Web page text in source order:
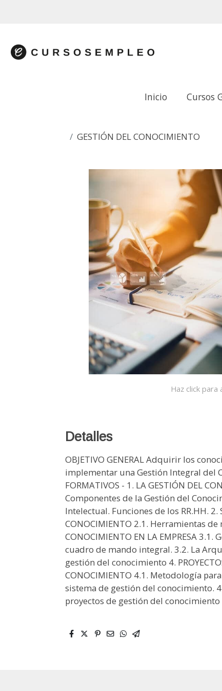
Inicio Cursos
GESTIÓN DEL CONOCIMIENTO
Haz click para
Detalles
OBJETIVO GENERAL Adquirir los
implementar una Gestión Integral del
FORMATIVOS - 1. LA GESTIÓN DEL
Componentes de la Gestión del
Intelectual. Funciones de los RR.HH. 2.
CONOCIMIENTO 2.1. Herramientas
CONOCIMIENTO EN LA EMPRESA
cuadro de mando integral. 3.2. La
gestión del conocimiento 4.
CONOCIMIENTO 4.1. Metodología
sistema de gestión del conocimiento.
proyectos de gestión del conocimiento